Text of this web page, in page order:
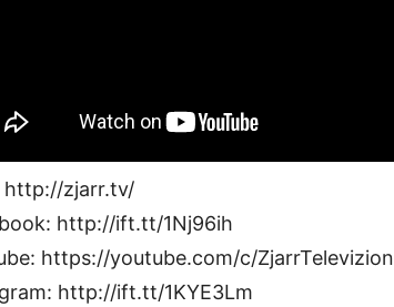
http://zjarr.tv/
http://ift.tt/1Nj96ih
https://youtube.com/c/ZjarrTelevizion
http://ift.tt/1KYE3Lm